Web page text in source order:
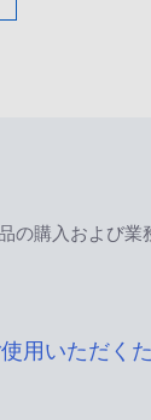
の購入および業
用いただく